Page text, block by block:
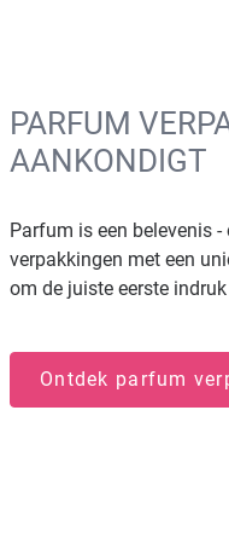
PARFUM
AANKONDIGT
Parfum is een belevenis
verpakkingen met een
om de juiste eerste
Ontdek parfum